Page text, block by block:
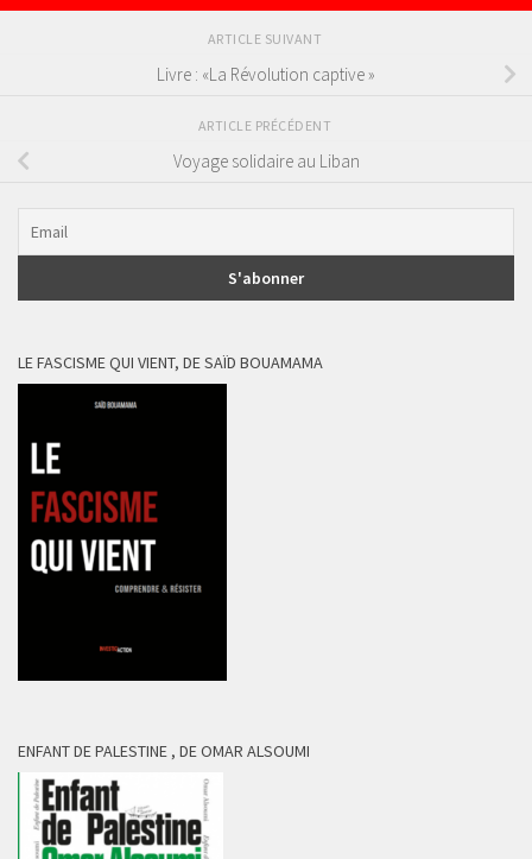
ARTICLE SUIVANT
Livre : «La Révolution captive »
ARTICLE PRÉCÉDENT
Voyage solidaire au Liban
LE FASCISME QUI VIENT, DE SAÏD BOUAMAMA
ENFANT DE PALESTINE , DE OMAR ALSOUMI